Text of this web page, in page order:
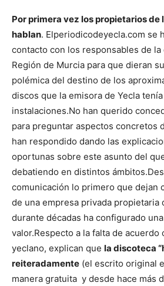
Por primera vez los propietarios de
hablan. Elperiodicodeyecla.com se
contacto con los responsables de la
Región de Murcia para que dieran
polémica del destino de los
discos que la emisora de Yecla
instalaciones.No han querido
para preguntar aspectos concretos
han respondido dando las
oportunas sobre este asunto del
debatiendo en distintos ámbitos.
comunicación lo primero que dejan
de una empresa privada propietaria
durante décadas ha configurado
valor.Respecto a la falta de acuerdo
yeclano, explican que la discoteca
reiteradamente (el escrito original
manera gratuita y desde hace más